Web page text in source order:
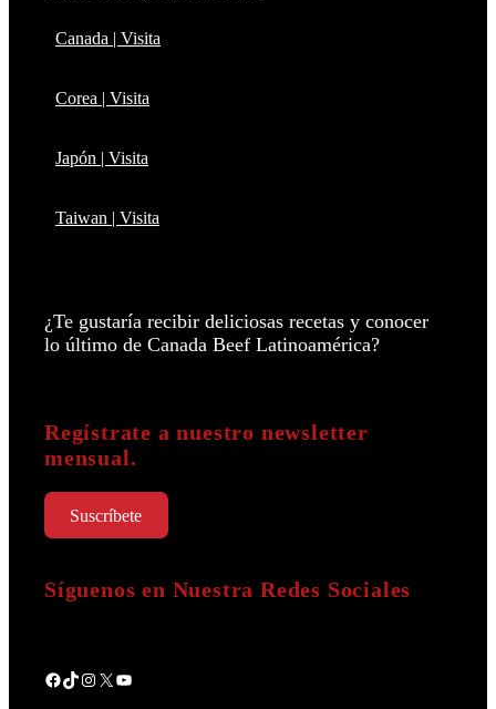
Canada | Visita
Corea | Visita
Japón | Visita
Taiwan | Visita
¿Te gustaría recibir deliciosas recetas y conocer
lo último de Canada Beef Latinoamérica?
Regístrate a nuestro newsletter
mensual.
Suscríbete
Síguenos en Nuestra Redes Sociales
Facebook
TikTok
Instagram
X YouTube